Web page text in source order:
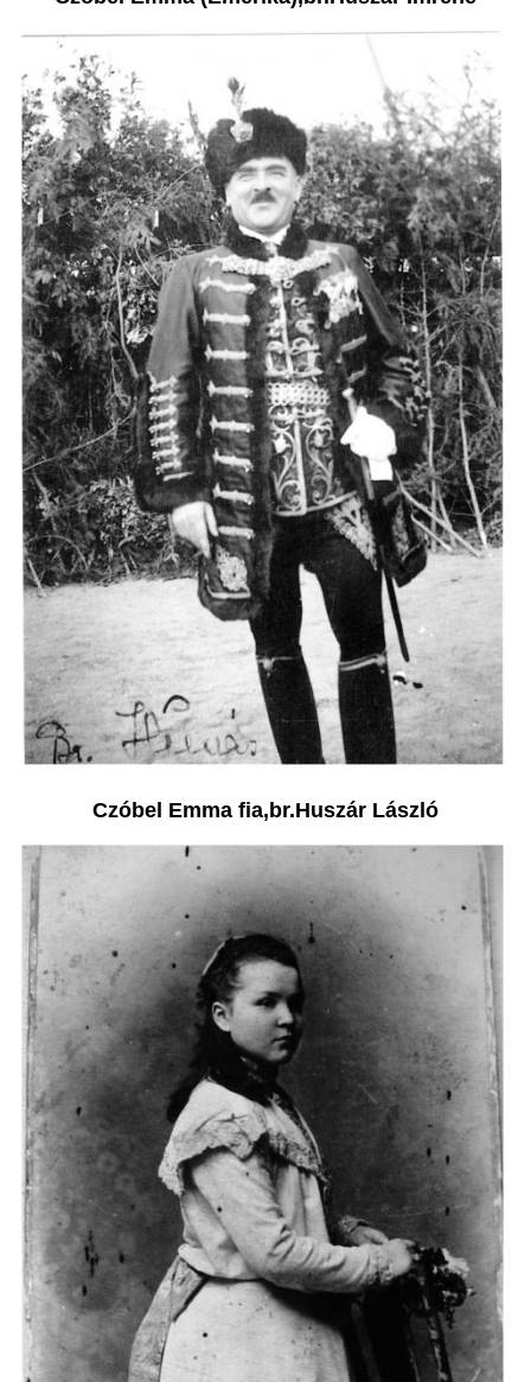
Czóbel Emma fia,br.Huszár László